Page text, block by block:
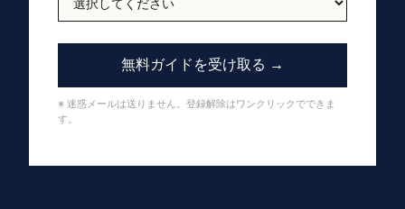
無料ガイドを受け取る →
※ 迷惑メールは送りません。登録解除はワンクリックでできま
す。